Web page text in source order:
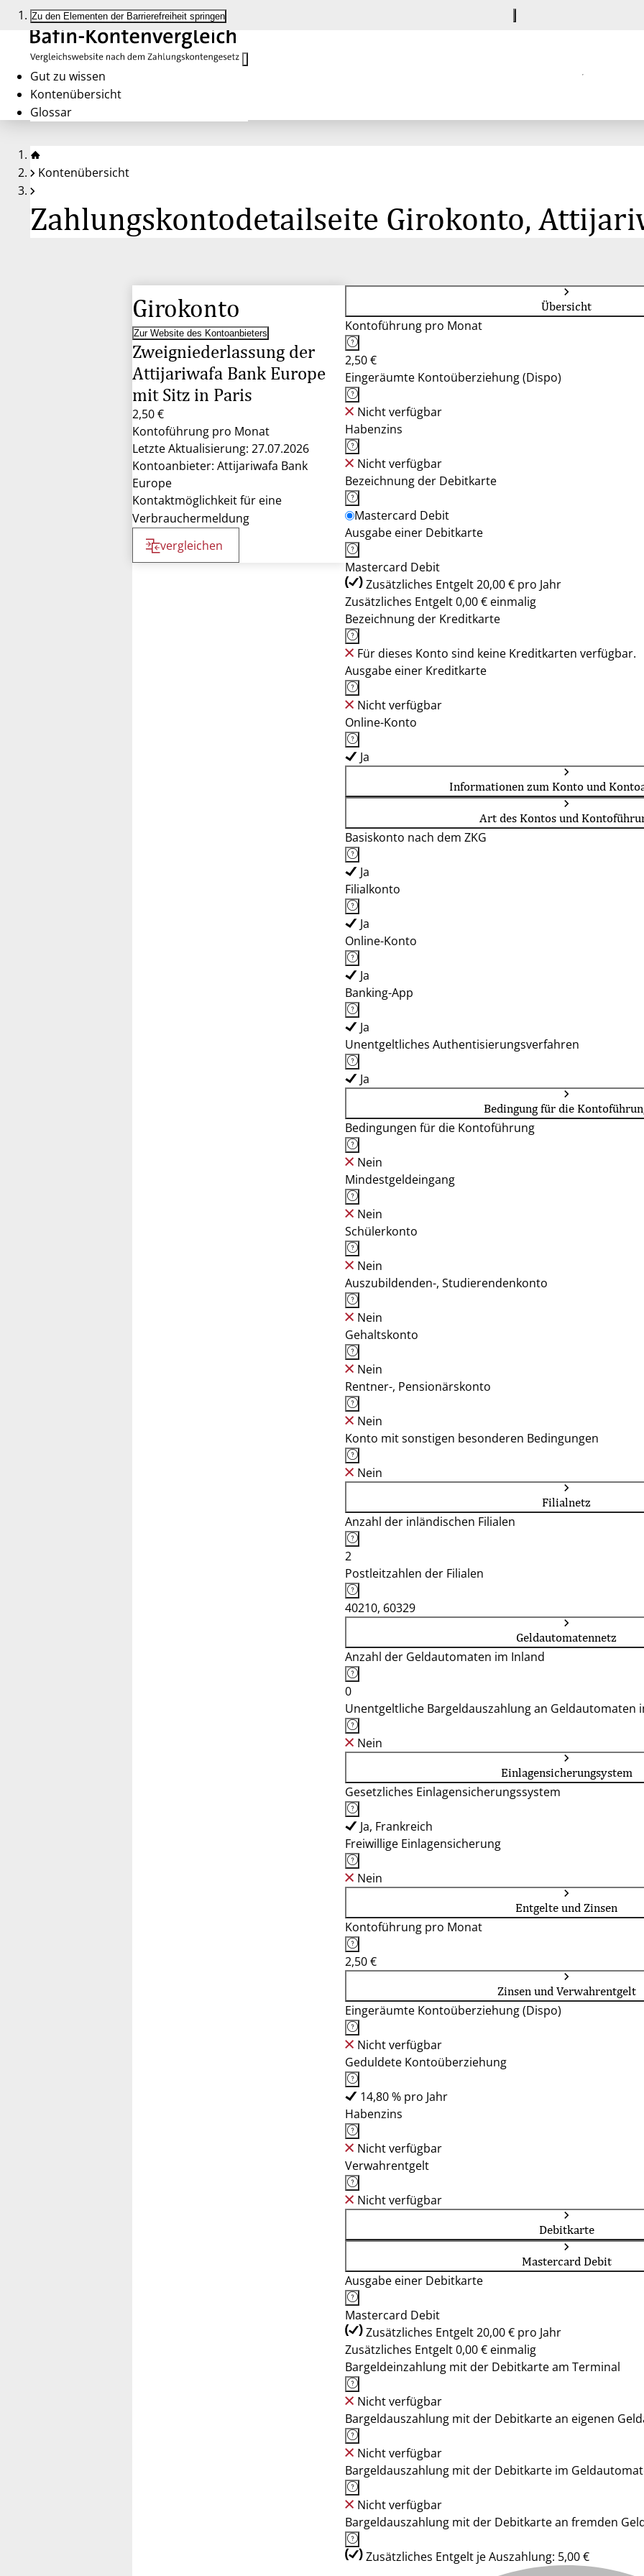
Zu den Elementen der Barrierefreiheit springen
Gut zu wissen
Kontenübersicht
Glossar
Kontenübersicht
Zahlungskontodetailseite Girokonto,
Girokonto
Zur Website des Kontoanbieters
Zweigniederlassung der
Attijariwafa Bank Europe
mit Sitz in Paris
2,50 €
Kontoführung pro Monat
Letzte Aktualisierung: 27.07.2026
Kontoanbieter: Attijariwafa Bank
Europe
Kontaktmöglichkeit für eine
Verbrauchermeldung
vergleichen
Übersicht
Kontoführung pro Monat
2,50 €
Eingeräumte Kontoüberziehung (Dispo)
Nicht verfügbar
Habenzins
Nicht verfügbar
Bezeichnung der Debitkarte
Mastercard Debit
Ausgabe einer Debitkarte
Mastercard Debit
Zusätzliches Entgelt 20,00 € pro Jahr
Zusätzliches Entgelt 0,00 € einmalig
Bezeichnung der Kreditkarte
Für dieses Konto sind keine Kreditkarten verfügbar.
Ausgabe einer Kreditkarte
Nicht verfügbar
Online-Konto
Ja
Informationen zum Konto und
Art des Kontos und
Basiskonto nach dem ZKG
Ja
Filialkonto
Ja
Online-Konto
Ja
Banking-App
Ja
Unentgeltliches Authentisierungsverfahren
Ja
Bedingung für die
Bedingungen für die Kontoführung
Nein
Mindestgeldeingang
Nein
Schülerkonto
Nein
Auszubildenden-, Studierendenkonto
Nein
Gehaltskonto
Nein
Rentner-, Pensionärskonto
Nein
Konto mit sonstigen besonderen Bedingungen
Nein
Filialnetz
Anzahl der inländischen Filialen
2
Postleitzahlen der Filialen
40210, 60329
Geldautomatennetz
Anzahl der Geldautomaten im Inland
0
Unentgeltliche Bargeldauszahlung an Geldautomaten
Nein
Einlagensicherungsystem
Gesetzliches Einlagensicherungssystem
Ja, Frankreich
Freiwillige Einlagensicherung
Nein
Entgelte und Zinsen
Kontoführung pro Monat
2,50 €
Zinsen und Verwahrentgelt
Eingeräumte Kontoüberziehung (Dispo)
Nicht verfügbar
Geduldete Kontoüberziehung
14,80 % pro Jahr
Habenzins
Nicht verfügbar
Verwahrentgelt
Nicht verfügbar
Debitkarte
Mastercard Debit
Ausgabe einer Debitkarte
Mastercard Debit
Zusätzliches Entgelt 20,00 € pro Jahr
Zusätzliches Entgelt 0,00 € einmalig
Bargeldeinzahlung mit der Debitkarte am Terminal
Nicht verfügbar
Bargeldauszahlung mit der Debitkarte an eigenen
Nicht verfügbar
Bargeldauszahlung mit der Debitkarte im
Nicht verfügbar
Bargeldauszahlung mit der Debitkarte an fremden
Zusätzliches Entgelt je Auszahlung: 5,00 €